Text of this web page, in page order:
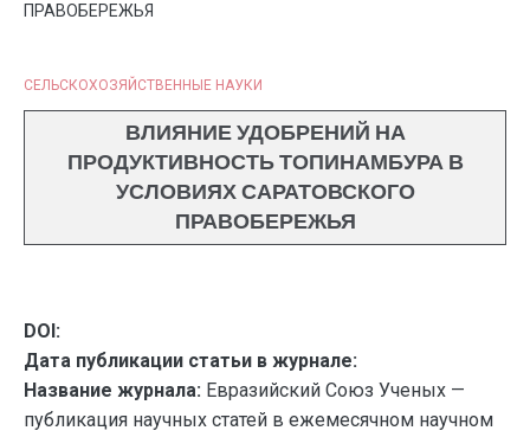
ПРАВОБЕРЕЖЬЯ
СЕЛЬСКОХОЗЯЙСТВЕННЫЕ НАУКИ
ВЛИЯНИЕ УДОБРЕНИЙ НА
ПРОДУКТИВНОСТЬ ТОПИНАМБУРА В
УСЛОВИЯХ САРАТОВСКОГО
ПРАВОБЕРЕЖЬЯ
DOI:
Дата публикации статьи в журнале:
Название журнала: Евразийский Союз Ученых —
публикация научных статей в ежемесячном научном